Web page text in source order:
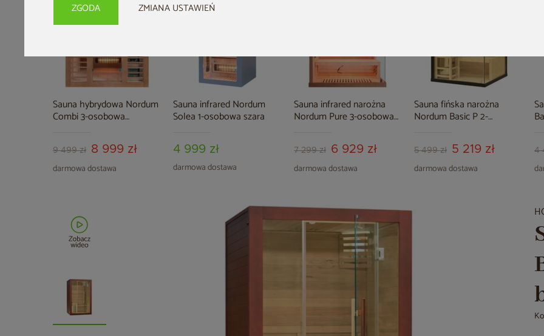
ZGODA ZMIANA USTAWIEŃ
Sauna hybrydowa Nordum
Combi 3-osobowa
9 499 zł 8 999 zł
darmowa dostawa
Sauna infrared Nordum
Solea 1-osobowa szara
4 999 zł
darmowa dostawa
Sauna infrared narożna
Nordum Pure 3-osobowa
7 299 zł 6 929 zł
darmowa dostawa
Sauna fińska narożna
Nordum Basic P 2-
5 499 zł 5 219 zł
darmowa dostawa
4